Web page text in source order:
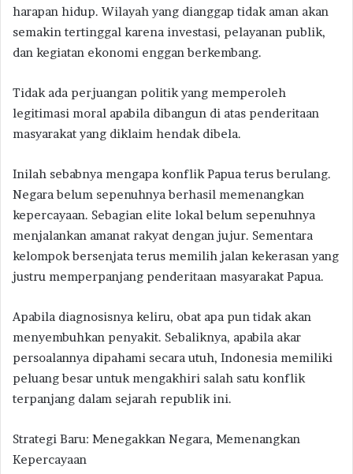
harapan hidup. Wilayah yang dianggap tidak aman akan
semakin tertinggal karena investasi, pelayanan publik,
dan kegiatan ekonomi enggan berkembang.
Tidak ada perjuangan politik yang memperoleh
legitimasi moral apabila dibangun di atas penderitaan
masyarakat yang diklaim hendak dibela.
Inilah sebabnya mengapa konflik Papua terus berulang.
Negara belum sepenuhnya berhasil memenangkan
kepercayaan. Sebagian elite lokal belum sepenuhnya
menjalankan amanat rakyat dengan jujur. Sementara
kelompok bersenjata terus memilih jalan kekerasan yang
justru memperpanjang penderitaan masyarakat Papua.
Apabila diagnosisnya keliru, obat apa pun tidak akan
menyembuhkan penyakit. Sebaliknya, apabila akar
persoalannya dipahami secara utuh, Indonesia memiliki
peluang besar untuk mengakhiri salah satu konflik
terpanjang dalam sejarah republik ini.
Strategi Baru: Menegakkan Negara, Memenangkan
Kepercayaan